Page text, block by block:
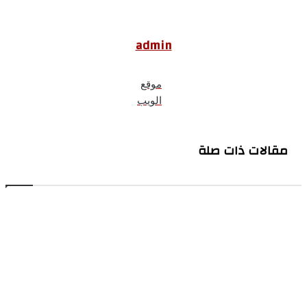
admin
موقع
الويب
مقالات ذات صلة